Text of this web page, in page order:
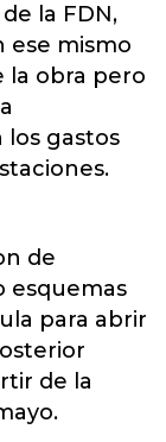
la FDN,
ese mismo
la obra pero
los gastos
de
esquemas
para abrir
de la